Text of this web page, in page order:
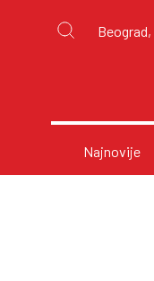
Beograd,
Najnovije